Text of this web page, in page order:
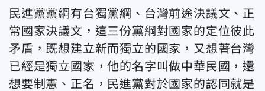
民進黨黨綱有台獨黨綱、台灣前途決議文、正
常國家決議文，這三份黨綱對國家的定位彼此
矛盾，既想建立新而獨立的國家，又想著台灣
已經是獨立國家，他的名字叫做中華民國，還
想要制憲、正名，民進黨對於國家的認同就是